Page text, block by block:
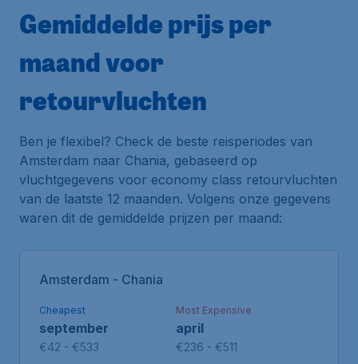
Gemiddelde prijs per
maand voor
retourvluchten
Ben je flexibel? Check de beste reisperiodes van
Amsterdam naar Chania, gebaseerd op
vluchtgegevens voor economy class retourvluchten
van de laatste 12 maanden. Volgens onze gegevens
waren dit de gemiddelde prijzen per maand:
Amsterdam - Chania
Cheapest
september
€42 - €533
Most Expensive
april
€236 - €511